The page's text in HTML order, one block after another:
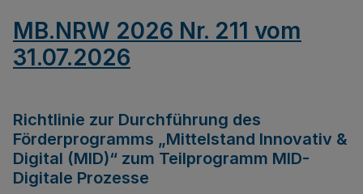
MB.NRW 2026 Nr. 211 vom
31.07.2026
Richtlinie zur Durchführung des
Förderprogramms „Mittelstand Innovativ &
Digital (MID)“ zum Teilprogramm MID-
Digitale Prozesse